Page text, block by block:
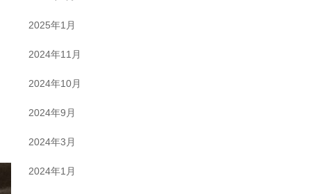
2025年1月
2024年11月
2024年10月
2024年9月
2024年3月
2024年1月